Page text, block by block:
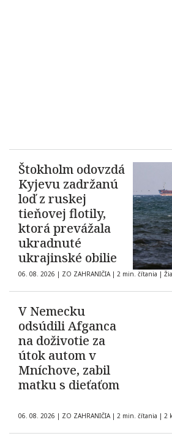
Štokholm odovzdá
Kyjevu zadržanú
loď z ruskej
tieňovej flotily,
ktorá prevážala
ukradnuté
ukrajinské obilie
06. 08. 2026 | ZO ZAHRANIČIA | 2 min. čítania |
V Nemecku
odsúdili Afganca
na doživotie za
útok autom v
Mníchove, zabil
matku s dieťaťom
06. 08. 2026 | ZO ZAHRANIČIA | 2 min. čítania | 2